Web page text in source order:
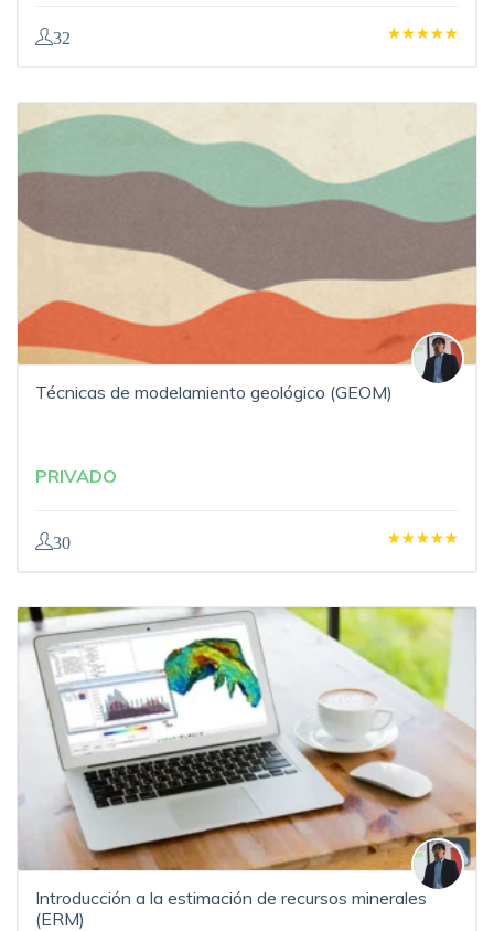
32
Técnicas de modelamiento geológico (GEOM)
PRIVADO
30
Introducción a la estimación de recursos minerales
(ERM)